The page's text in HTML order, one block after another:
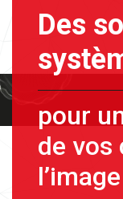
Des
pour
de vos
l’image